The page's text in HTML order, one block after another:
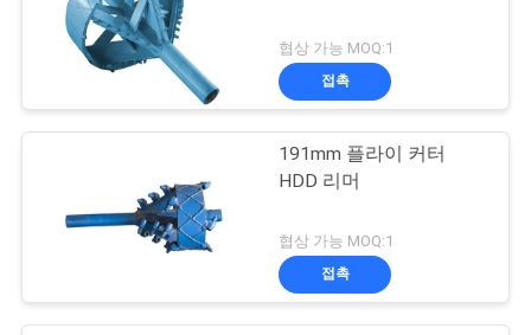
협상 가능 MOQ:1
접촉
191mm 플라이 커터
HDD 리머
협상 가능 MOQ:1
접촉